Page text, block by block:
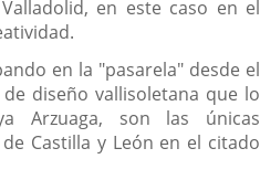
en este caso en el
en la "pasarela" desde el
diseño vallisoletana que lo
Arzuaga, son las únicas
Castilla y León en el citado